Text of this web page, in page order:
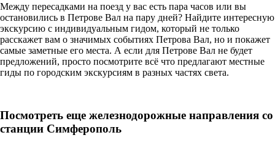
Между пересадками на поезд у вас есть пара часов или вы
остановились в Петрове Вал на пару дней? Найдите интересную
экскурсию с индивидуальным гидом, который не только
расскажет вам о значимых событиях Петрова Вал, но и покажет
самые заметные его места. А если для Петрове Вал не будет
предложений, просто посмотрите всё что предлагают местные
гиды по городским экскурсиям в разных частях света.
Посмотреть еще железнодорожные направления со
станции Симферополь